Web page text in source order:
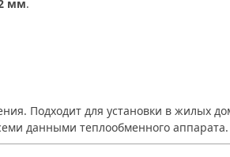
мм.
Подходит для установки в жилых
данными теплообменного аппарата.